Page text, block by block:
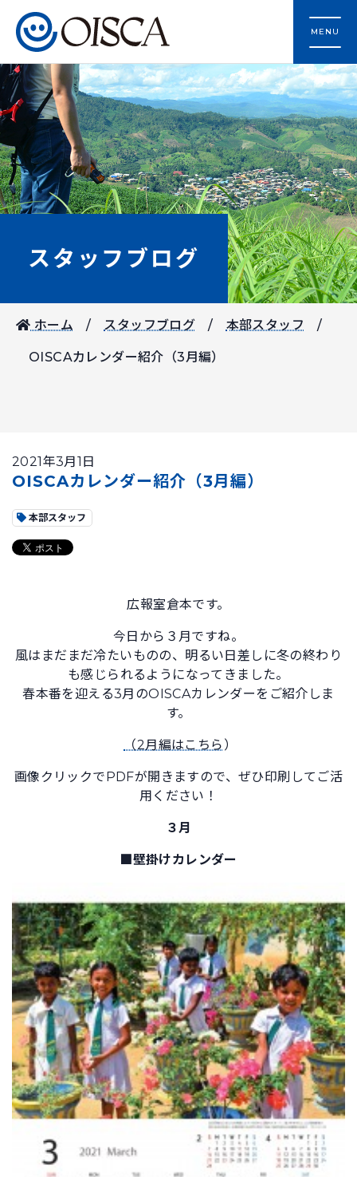
MENU
スタッフブログ
ホーム スタッフブログ 本部スタッフ
OISCAカレンダー紹介（3月編）
2021年3月1日
OISCAカレンダー紹介（3月編）
本部スタッフ
広報室倉本です。
今日から３月ですね。
風はまだまだ冷たいものの、明るい日差しに冬の終わり
も感じられるようになってきました。
春本番を迎える3月のOISCAカレンダーをご紹介しま
す。
（2月編はこちら ）
画像クリックでPDFが開きますので、ぜひ印刷してご活
用ください！
３月
■壁掛けカレンダー